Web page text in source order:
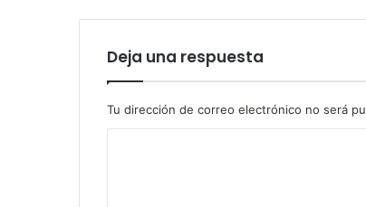
Deja una respuesta
Tu dirección de correo electrónico no será